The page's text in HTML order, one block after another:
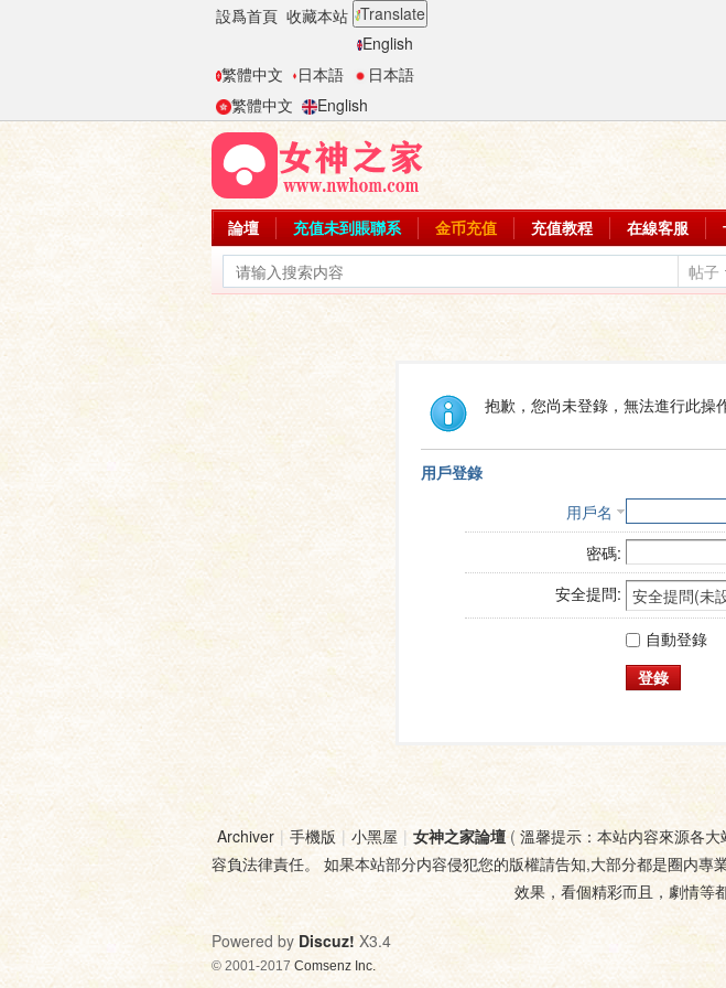
設爲首頁 收藏本站 Translate
English
繁體中文
日本語
日本語
繁體中文
English
論壇 充值未到賬聯系 金币充值 充值教程 在線客服
帖子
抱歉，您尚未登錄，無法進行此操
用戶登錄
用戶名
密碼:
安全提問:
自動登錄
登錄
Archiver | 手機版 | 小黑屋 | 女神之家論壇( 溫馨提示：本站内容來源各
容負法律責任。 如果本站部分内容侵犯您的版權請告知,大部分都是圈内
效果，看個精彩而且，劇情等
Powered by Discuz! X3.4
© 2001-2017 Comsenz Inc.